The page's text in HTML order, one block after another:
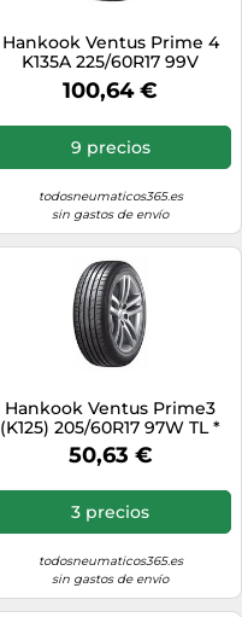
Hankook Ventus Prime 4
K135A 225/60R17 99V
100,64 €
9 precios
todosneumaticos365.es
sin gastos de envío
Hankook Ventus Prime3
(K125) 205/60R17 97W TL *
XL
50,63 €
3 precios
todosneumaticos365.es
sin gastos de envío